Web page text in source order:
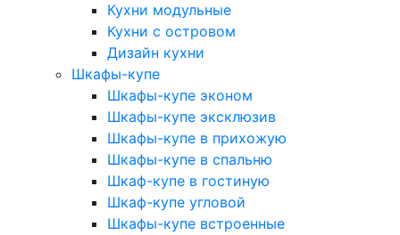
Кухни модульные
Кухни с островом
Дизайн кухни
Шкафы-купе
Шкафы-купе эконом
Шкафы-купе эксклюзив
Шкафы-купе в прихожую
Шкафы-купе в спальню
Шкаф-купе в гостиную
Шкаф-купе угловой
Шкафы-купе встроенные